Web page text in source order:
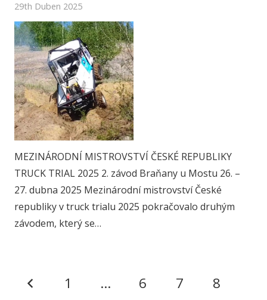
29th Duben 2025
MEZINÁRODNÍ MISTROVSTVÍ ČESKÉ REPUBLIKY
TRUCK TRIAL 2025 2. závod Braňany u Mostu 26. –
27. dubna 2025 Mezinárodní mistrovství České
republiky v truck trialu 2025 pokračovalo druhým
závodem, který se…
1 … 6 7 8